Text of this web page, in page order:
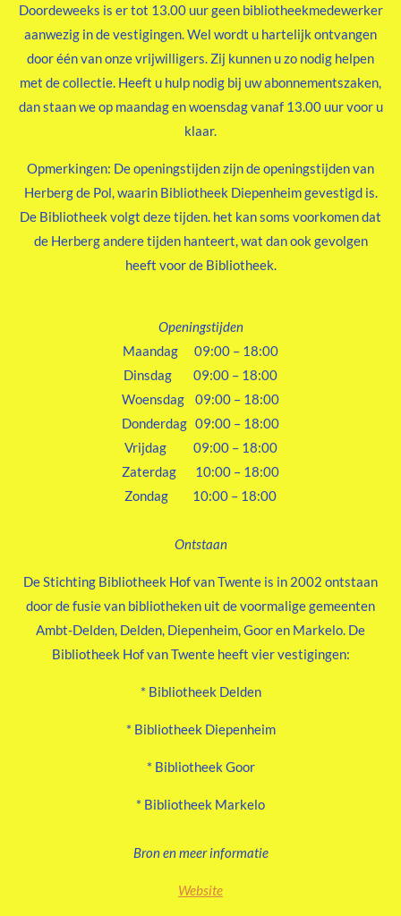
Doordeweeks is er tot 13.00 uur geen bibliotheekmedewerker
aanwezig in de vestigingen. Wel wordt u hartelijk ontvangen
door één van onze vrijwilligers. Zij kunnen u zo nodig helpen
met de collectie. Heeft u hulp nodig bij uw abonnementszaken,
dan staan we op maandag en woensdag vanaf 13.00 uur voor u
klaar.
Opmerkingen: De openingstijden zijn de openingstijden van
Herberg de Pol, waarin Bibliotheek Diepenheim gevestigd is.
De Bibliotheek volgt deze tijden. het kan soms voorkomen dat
de Herberg andere tijden hanteert, wat dan ook gevolgen
heeft voor de Bibliotheek.
Openingstijden
Maandag 09:00 – 18:00
Dinsdag 09:00 – 18:00
Woensdag 09:00 – 18:00
Donderdag 09:00 – 18:00
Vrijdag 09:00 – 18:00
Zaterdag 10:00 – 18:00
Zondag 10:00 – 18:00
Ontstaan
De Stichting Bibliotheek Hof van Twente is in 2002 ontstaan
door de fusie van bibliotheken uit de voormalige gemeenten
Ambt-Delden, Delden, Diepenheim, Goor en Markelo. De
Bibliotheek Hof van Twente heeft vier vestigingen:
* Bibliotheek Delden
* Bibliotheek Diepenheim
* Bibliotheek Goor
* Bibliotheek Markelo
Bron en meer informatie
Website